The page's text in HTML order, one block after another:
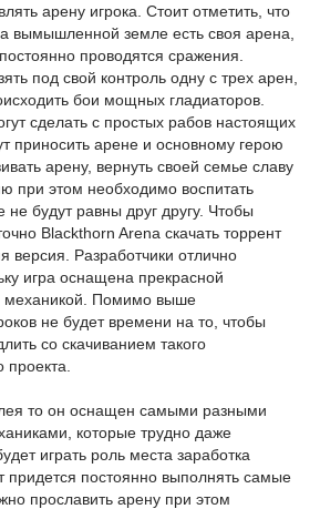
арену игрока. Стоит отметить, что
вымышленной земле есть своя арена,
проводятся сражения.
под свой контроль одну с трех арен,
бои мощных гладиаторов.
сделать с простых рабов настоящих
приносить арене и основному герою
арену, вернуть своей семье славу
при этом необходимо воспитать
не будут равны друг другу. Чтобы
Blackthorn Arena скачать торрент
версия. Разработчики отлично
игра оснащена прекрасной
механикой. Помимо выше
не будет времени на то, чтобы
со скачиванием такого
проекта.
то он оснащен самыми разными
которые трудно даже
играть роль места заработка
придется постоянно выполнять самые
прославить арену при этом